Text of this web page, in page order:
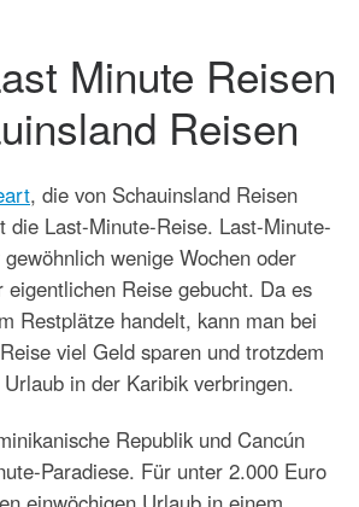
Minute Reisen
Reisen
, die von Schauinsland Reisen
die Last-Minute-Reise. Last-Minute-
wenige Wochen oder
eigentlichen Reise gebucht. Da es
Restplätze handelt, kann man bei
viel Geld sparen und trotzdem
in der Karibik verbringen.
Republik und Cancún
Paradiese. Für unter 2.000 Euro